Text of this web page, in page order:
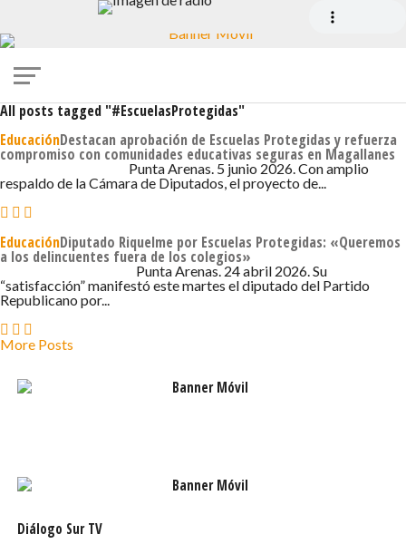
All posts tagged "#EscuelasProtegidas"
EducaciónDestacan aprobación de Escuelas Protegidas y refuerza
compromiso con comunidades educativas seguras en Magallanes
5 DE JUNIO DE 2026 - 1:31 Punta Arenas. 5 junio 2026. Con amplio
respaldo de la Cámara de Diputados, el proyecto de...
EducaciónDiputado Riquelme por Escuelas Protegidas: «Queremos
a los delincuentes fuera de los colegios»
Punta Arenas. 24 abril 2026. Su
“satisfacción” manifestó este martes el diputado del Partido
Republicano por...
More Posts
Diálogo Sur TV